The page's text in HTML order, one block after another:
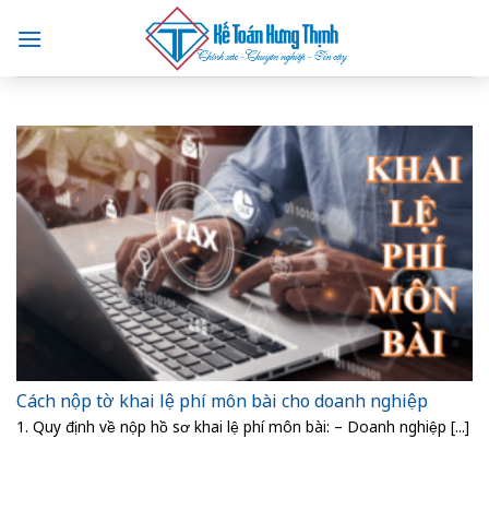
content
Cách nộp tờ khai lệ phí môn bài cho doanh nghiệp
1. Quy định về nộp hồ sơ khai lệ phí môn bài: – Doanh nghiệp [...]